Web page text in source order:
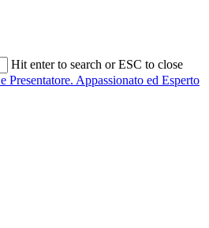
Hit enter to search or ESC to close